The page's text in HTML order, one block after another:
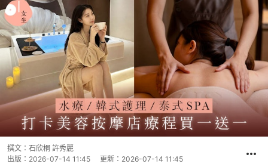
撰文： 石欣桐 許秀麗
出版： 2026-07-14 11:45 更新： 2026-07-14 11:45